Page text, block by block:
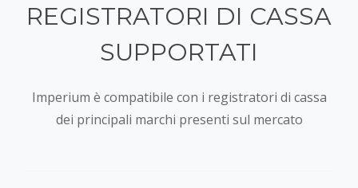
REGISTRATORI DI CASSA
SUPPORTATI
Imperium è compatibile con i registratori di cassa
dei principali marchi presenti sul mercato